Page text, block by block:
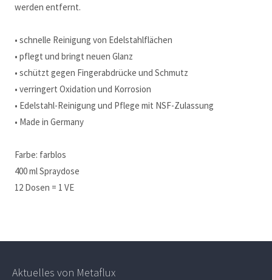
werden entfernt.
• schnelle Reinigung von Edelstahlflächen
• pflegt und bringt neuen Glanz
• schützt gegen Fingerabdrücke und Schmutz
• verringert Oxidation und Korrosion
• Edelstahl-Reinigung und Pflege mit NSF-Zulassung
• Made in Germany
Farbe: farblos
400 ml Spraydose
12 Dosen = 1 VE
Aktuelles von Metaflux